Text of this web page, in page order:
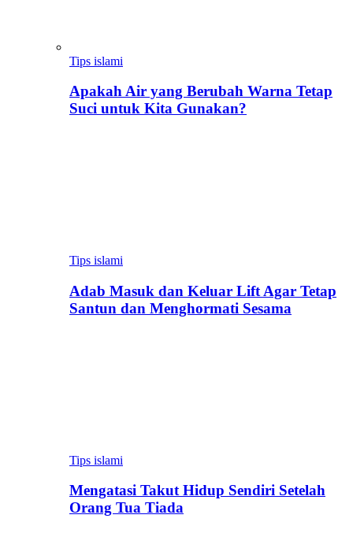
Tips islami
Apakah Air yang Berubah Warna Tetap
Suci untuk Kita Gunakan?
Tips islami
Adab Masuk dan Keluar Lift Agar Tetap
Santun dan Menghormati Sesama
Tips islami
Mengatasi Takut Hidup Sendiri Setelah
Orang Tua Tiada